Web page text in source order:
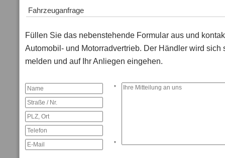
Fahrzeuganfrage
Füllen Sie das nebenstehende Formular aus und
Automobil- und Motorradvertrieb. Der Händler wird
melden und auf Ihr Anliegen eingehen.
*
*